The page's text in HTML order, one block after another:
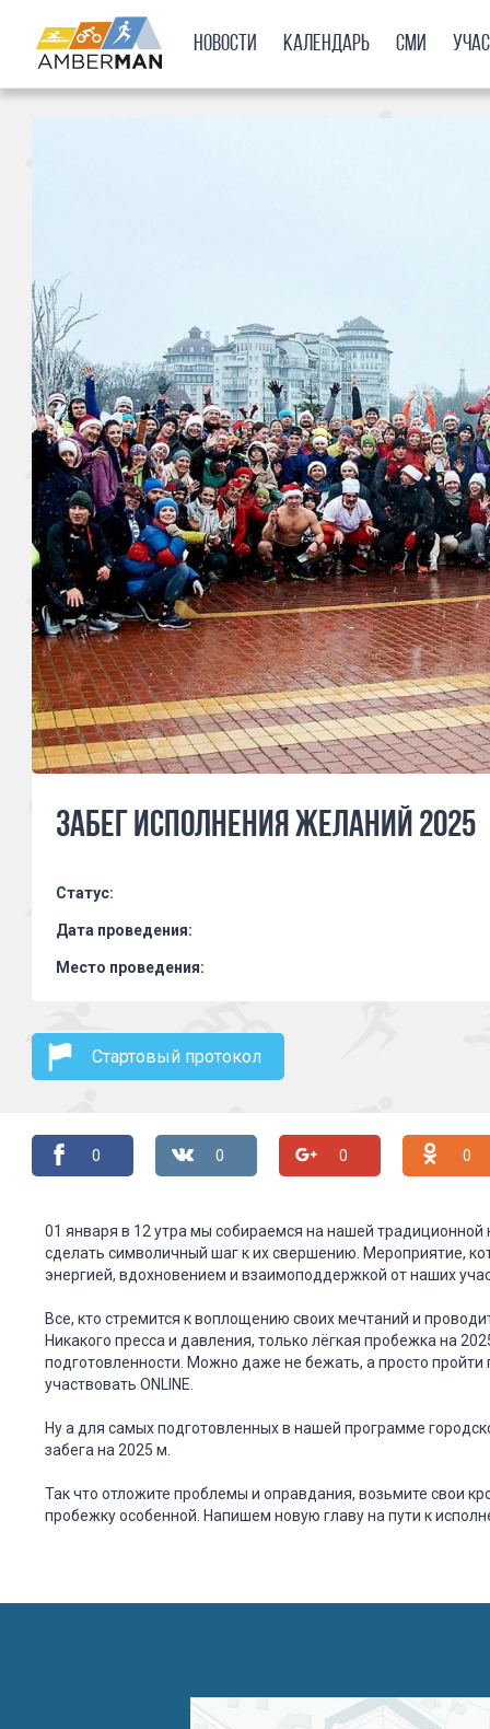
Новости Календарь СМИ
Забег исполнения желаний 2025
Статус:
Дата проведения:
Место проведения:
Стартовый протокол
0 0 0 0
01 января в 12 утра мы собираемся на нашей
сделать символичный шаг к их свершению. Мероприятие,
энергией, вдохновением и взаимоподдержкой от наших
Все, кто стремится к воплощению своих мечтаний и
Никакого пресса и давления, только лёгкая пробежка на
подготовленности. Можно даже не бежать, а просто
участвовать ONLINE.
Ну а для самых подготовленных в нашей программе
забега на 2025 м.
Так что отложите проблемы и оправдания, возьмите свои
пробежку особенной. Напишем новую главу на пути к